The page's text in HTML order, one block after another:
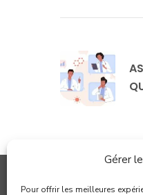
Gérer
Pour offrir les meilleures